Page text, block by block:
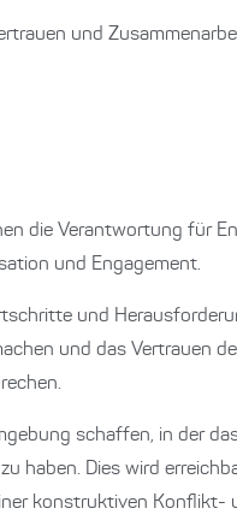
und
die Verantwortung für
und Engagement.
und
und das Vertrauen
schaffen, in der
haben. Dies wird
konstruktiven Konflikt-